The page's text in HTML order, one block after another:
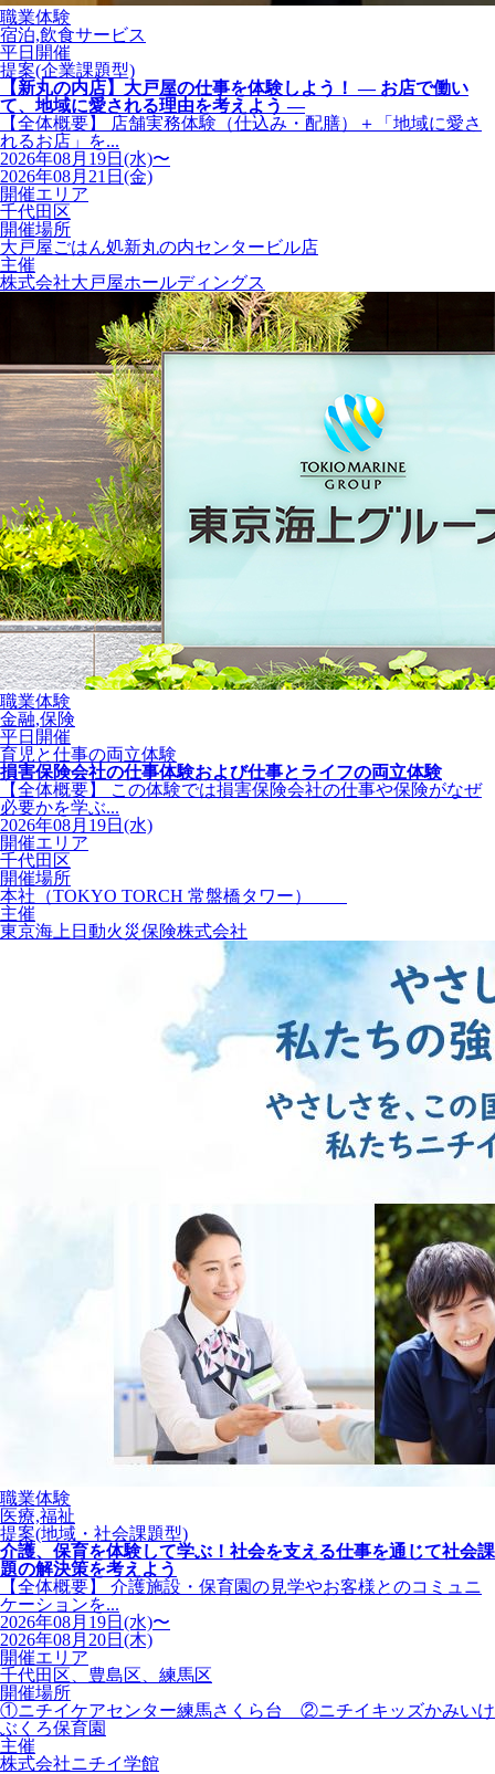
職業体験
宿泊,飲食サービス
平日開催
提案(企業課題型)
【新丸の内店】大戸屋の仕事を体験しよう！ ― お店で働い
て、地域に愛される理由を考えよう ―
【全体概要】 店舗実務体験（仕込み・配膳）＋「地域に愛さ
れるお店」を...
2026年08月19日(水)〜
2026年08月21日(金)
開催エリア
千代田区
開催場所
大戸屋ごはん処新丸の内センタービル店
主催
株式会社大戸屋ホールディングス
職業体験
金融,保険
平日開催
育児と仕事の両立体験
損害保険会社の仕事体験および仕事とライフの両立体験
【全体概要】 この体験では損害保険会社の仕事や保険がなぜ
必要かを学ぶ...
2026年08月19日(水)
開催エリア
千代田区
開催場所
本社（TOKYO TORCH 常盤橋タワー）
主催
東京海上日動火災保険株式会社
職業体験
医療,福祉
提案(地域・社会課題型)
介護、保育を体験して学ぶ！社会を支える仕事を通じて社会課
題の解決策を考えよう
【全体概要】 介護施設・保育園の見学やお客様とのコミュニ
ケーションを...
2026年08月19日(水)〜
2026年08月20日(木)
開催エリア
千代田区、豊島区、練馬区
開催場所
①ニチイケアセンター練馬さくら台 ②ニチイキッズかみいけ
ぶくろ保育園
主催
株式会社ニチイ学館